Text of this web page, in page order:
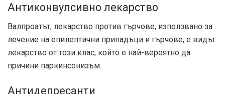
Антиконвулсивно лекарство
Валпроатът, лекарство против гърчове, използвано за
лечение на епилептични припадъци и гърчове, е видът
лекарство от този клас, който е най-вероятно да
причини паркинсонизъм.
Антидепресанти